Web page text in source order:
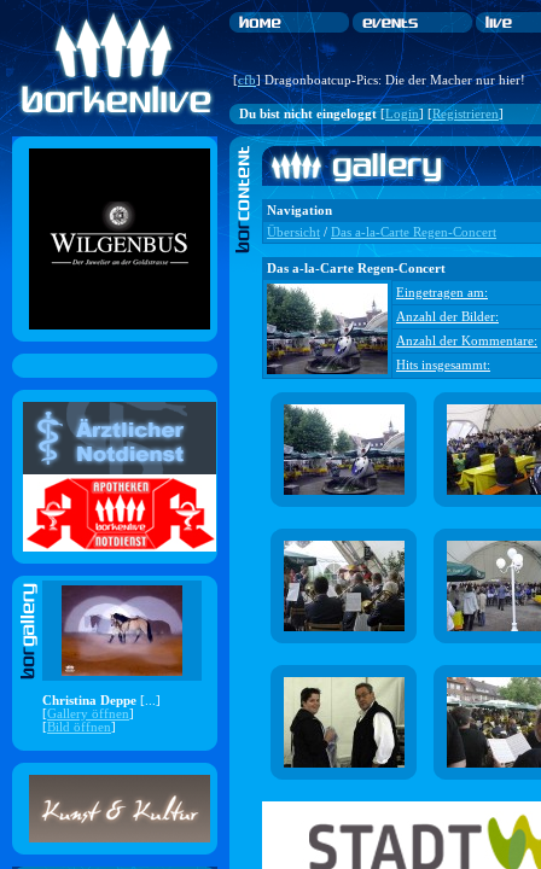
[cfb] Dragonboatcup-Pics: Die der Macher nur hier!
Du bist nicht eingeloggt[Login] [Registrieren]
Christina Deppe [...]
[Gallery öffnen]
[Bild öffnen]
Navigation
Übersicht / Das a-la-Carte Regen-Concert
Das a-la-Carte Regen-Concert
Eingetragen am:
Anzahl der Bilder:
Anzahl der Kommentare:
Hits insgesammt: